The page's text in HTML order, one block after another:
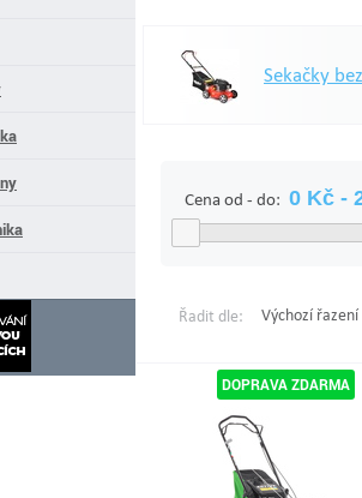
Sekačky
Cena od - do:
Řadit dle: Výchozí řazení